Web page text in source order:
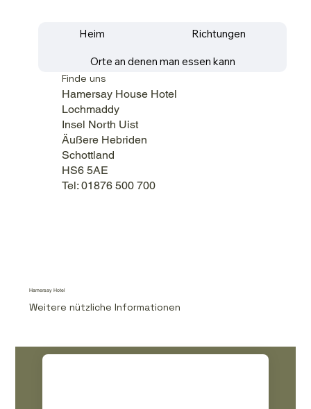
Heim Richtungen
Orte an denen man essen kann
Finde uns
Hamersay House Hotel
Lochmaddy
Insel North Uist
Äußere Hebriden
Schottland
HS6 5AE
Tel: 01876 500 700
Hamersay Hotel
Weitere nützliche Informationen